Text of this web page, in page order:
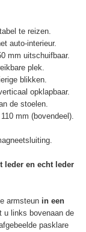
te reizen.
auto-interieur.
mm uitschuifbaar.
plek.
blikken.
opklapbaar.
de stoelen.
mm (bovendeel).
leder en echt leder
armsteun in een
u links bovenaan de
pasklare